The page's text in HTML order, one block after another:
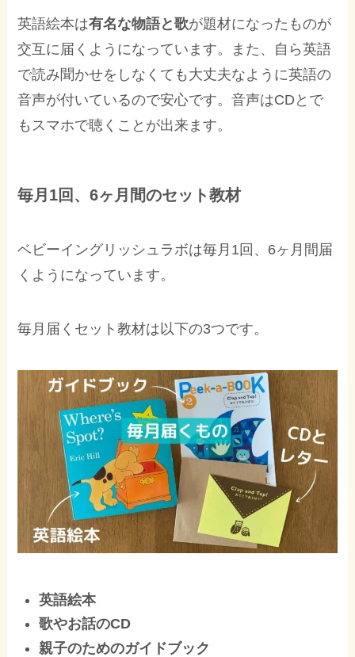
英語絵本は有名な物語と歌が題材になったものが
交互に届くようになっています。また、自ら英語
で読み聞かせをしなくても大丈夫なように英語の
音声が付いているので安心です。音声はCDとで
もスマホで聴くことが出来ます。
毎月1回、6ヶ月間のセット教材
ベビーイングリッシュラボは毎月1回、6ヶ月間届
くようになっています。
毎月届くセット教材は以下の3つです。
英語絵本
歌やお話のCD
親子のためのガイドブック